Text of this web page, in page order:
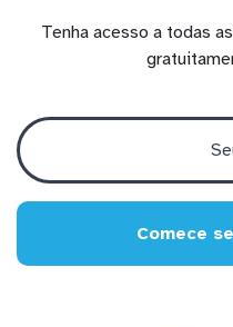
Tenha acesso a todas
Comece